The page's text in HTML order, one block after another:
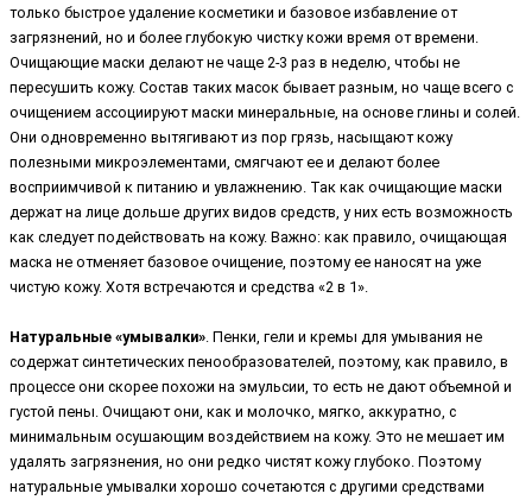
только быстрое удаление косметики и базовое избавление от
загрязнений, но и более глубокую чистку кожи время от времени.
Очищающие маски делают не чаще 2-3 раз в неделю, чтобы не
пересушить кожу. Состав таких масок бывает разным, но чаще всего с
очищением ассоциируют маски минеральные, на основе глины и солей.
Они одновременно вытягивают из пор грязь, насыщают кожу
полезными микроэлементами, смягчают ее и делают более
восприимчивой к питанию и увлажнению. Так как очищающие маски
держат на лице дольше других видов средств, у них есть возможность
как следует подействовать на кожу. Важно: как правило, очищающая
маска не отменяет базовое очищение, поэтому ее наносят на уже
чистую кожу. Хотя встречаются и средства «2 в 1».
Натуральные «умывалки» . Пенки, гели и кремы для умывания не
содержат синтетических пенообразователей, поэтому, как правило, в
процессе они скорее похожи на эмульсии, то есть не дают объемной и
густой пены. Очищают они, как и молочко, мягко, аккуратно, с
минимальным осушающим воздействием на кожу. Это не мешает им
удалять загрязнения, но они редко чистят кожу глубоко. Поэтому
натуральные умывалки хорошо сочетаются с другими средствами